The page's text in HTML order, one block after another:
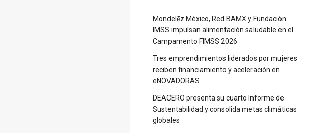
Mondelēz México, Red BAMX y Fundación
IMSS impulsan alimentación saludable en el
Campamento FIMSS 2026
Tres emprendimientos liderados por mujeres
reciben financiamiento y aceleración en
eNOVADORAS
DEACERO presenta su cuarto Informe de
Sustentabilidad y consolida metas climáticas
globales